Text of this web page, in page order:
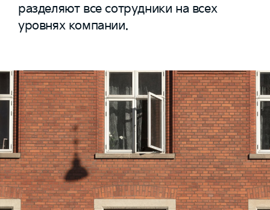
разделяют все сотрудники на всех
уровнях компании.